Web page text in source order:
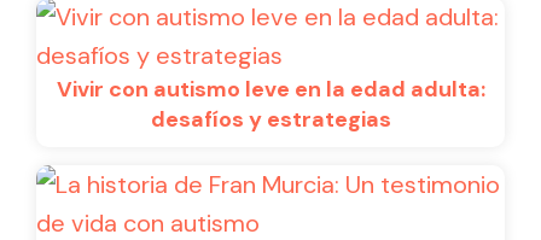
Vivir con autismo leve en la edad adulta:
desafíos y estrategias